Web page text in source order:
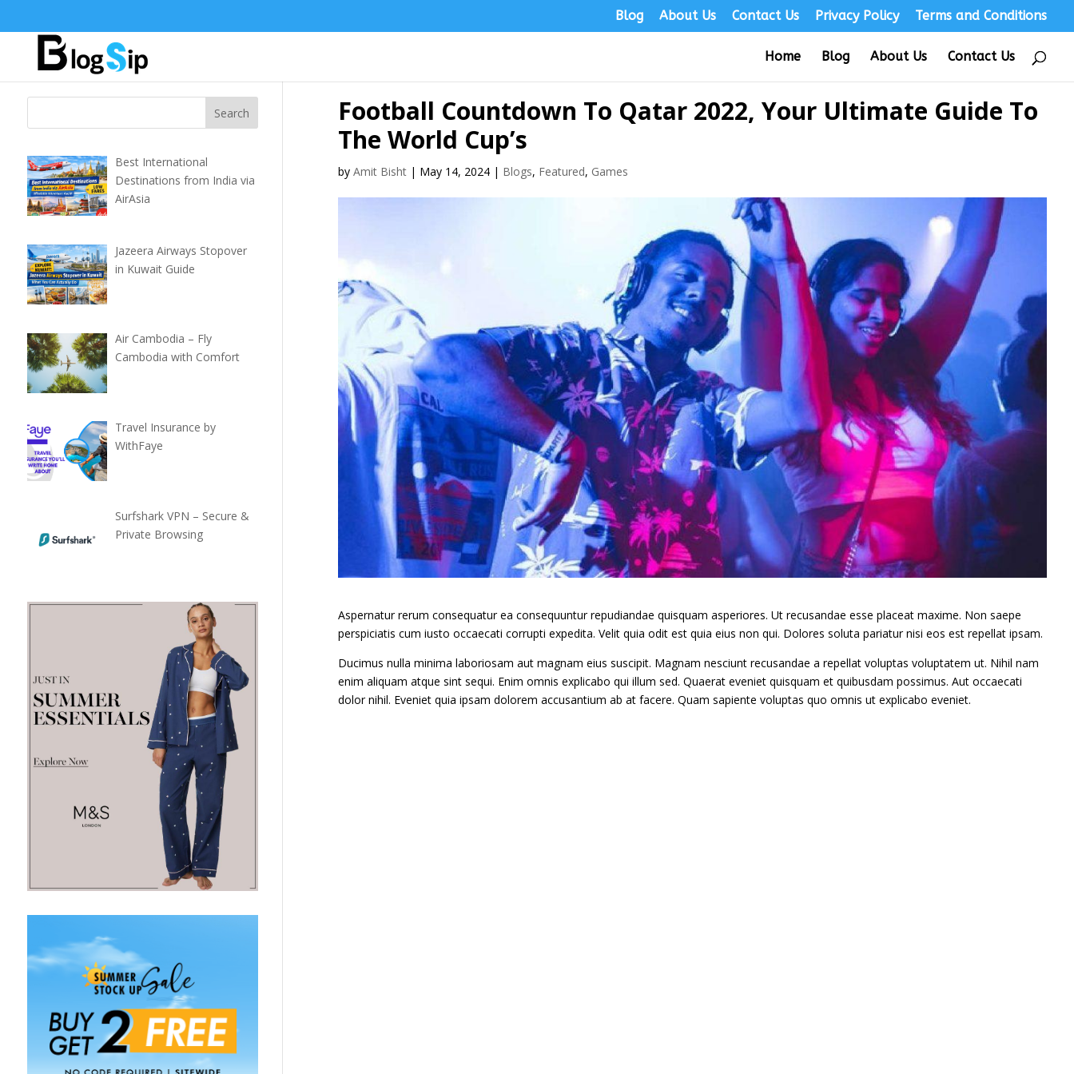
Blog About Us Contact Us Privacy Policy Terms and Conditions
Home Blog About Us Contact Us
Football Countdown To Qatar 2022, Your Ultimate Guide To
The World Cup’s
byAmit Bisht | May 14, 2024 | Blogs, Featured, Games
Aspernatur rerum consequatur ea consequuntur repudiandae quisquam asperiores. Ut recusandae esse placeat maxime. Non saepe
perspiciatis cum iusto occaecati corrupti expedita. Velit quia odit est quia eius non qui. Dolores soluta pariatur nisi eos est repellat ipsam.
Ducimus nulla minima laboriosam aut magnam eius suscipit. Magnam nesciunt recusandae a repellat voluptas voluptatem ut. Nihil nam
enim aliquam atque sint sequi. Enim omnis explicabo qui illum sed. Quaerat eveniet quisquam et quibusdam possimus. Aut occaecati
dolor nihil. Eveniet quia ipsam dolorem accusantium ab at facere. Quam sapiente voluptas quo omnis ut explicabo eveniet.
Best International
Destinations from India via
AirAsia
Jazeera Airways Stopover
in Kuwait Guide
Air Cambodia – Fly
Cambodia with Comfort
Travel Insurance by
WithFaye
Surfshark VPN – Secure &
Private Browsing